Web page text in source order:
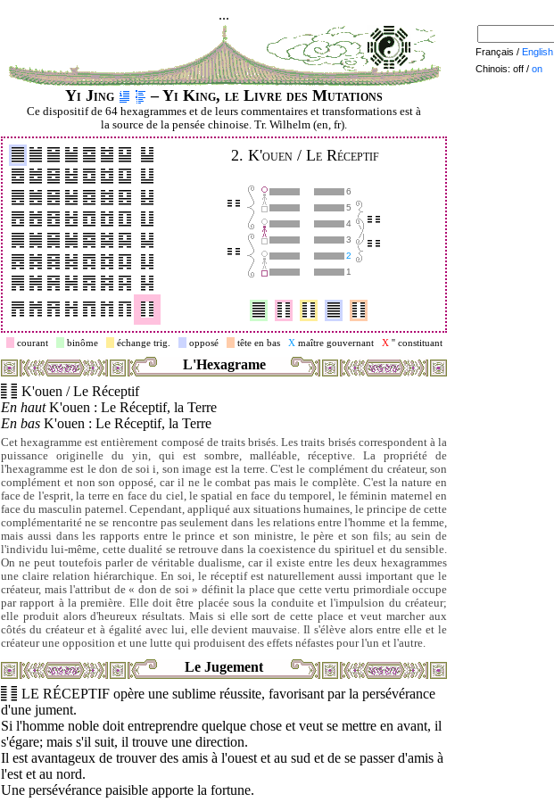
...
Yi Jing – Yi King, le Livre des Mutations
Ce dispositif de 64 hexagrammes et de leurs commentaires et transformations est à
la source de la pensée chinoise. Tr. Wilhelm (en, fr).
2. K'ouen / Le Réceptif
6
5
4
3
2
1
courant binôme échange trig. opposé tête en bas Xmaître gouvernant X'' constituant
L'Hexagrame
K'ouen / Le Réceptif
En hautK'ouen : Le Réceptif, la Terre
En bas K'ouen : Le Réceptif, la Terre
Cet hexagramme est entièrement composé de traits brisés. Les traits brisés correspondent à la
puissance originelle du yin, qui est sombre, malléable, réceptive. La propriété de
l'hexagramme est le don de soi i, son image est la terre. C'est le complément du créateur, son
complément et non son opposé, car il ne le combat pas mais le complète. C'est la nature en
face de l'esprit, la terre en face du ciel, le spatial en face du temporel, le féminin maternel en
face du masculin paternel. Cependant, appliqué aux situations humaines, le principe de cette
complémentarité ne se rencontre pas seulement dans les relations entre l'homme et la femme,
mais aussi dans les rapports entre le prince et son ministre, le père et son fils; au sein de
l'individu lui-même, cette dualité se retrouve dans la coexistence du spirituel et du sensible.
On ne peut toutefois parler de véritable dualisme, car il existe entre les deux hexagrammes
une claire relation hiérarchique. En soi, le réceptif est naturellement aussi important que le
créateur, mais l'attribut de « don de soi » définit la place que cette vertu primordiale occupe
par rapport à la première. Elle doit être placée sous la conduite et l'impulsion du créateur;
elle produit alors d'heureux résultats. Mais si elle sort de cette place et veut marcher aux
côtés du créateur et à égalité avec lui, elle devient mauvaise. Il s'élève alors entre elle et le
créateur une opposition et une lutte qui produisent des effets néfastes pour l'un et l'autre.
Le Jugement
LE RÉCEPTIF opère une sublime réussite, favorisant par la persévérance
d'une jument.
Si l'homme noble doit entreprendre quelque chose et veut se mettre en avant, il
s'égare; mais s'il suit, il trouve une direction.
Il est avantageux de trouver des amis à l'ouest et au sud et de se passer d'amis à
l'est et au nord.
Une persévérance paisible apporte la fortune.
Français / English
Chinois: off / on